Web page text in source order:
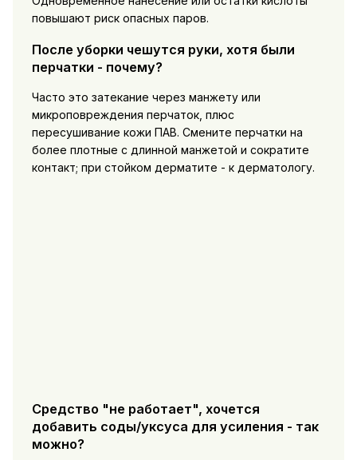
повышают риск опасных паров.
После уборки чешутся руки, хотя были
перчатки - почему?
Часто это затекание через манжету или
микроповреждения перчаток, плюс
пересушивание кожи ПАВ. Смените перчатки на
более плотные с длинной манжетой и сократите
контакт; при стойком дерматите - к дерматологу.
Средство "не работает", хочется
добавить соды/уксуса для усиления - так
можно?